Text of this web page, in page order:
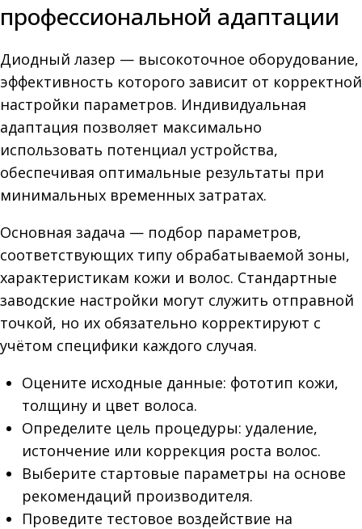
профессиональной адаптации
Диодный лазер — высокоточное оборудование,
эффективность которого зависит от корректной
настройки параметров. Индивидуальная
адаптация позволяет максимально
использовать потенциал устройства,
обеспечивая оптимальные результаты при
минимальных временных затратах.
Основная задача — подбор параметров,
соответствующих типу обрабатываемой зоны,
характеристикам кожи и волос. Стандартные
заводские настройки могут служить отправной
точкой, но их обязательно корректируют с
учётом специфики каждого случая.
Оцените исходные данные: фототип кожи,
толщину и цвет волоса.
Определите цель процедуры: удаление,
истончение или коррекция роста волос.
Выберите стартовые параметры на основе
рекомендаций производителя.
Проведите тестовое воздействие на